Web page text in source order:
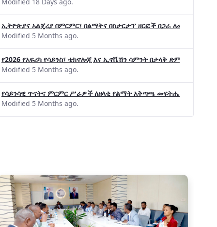
ኢትዮጵያና አልጄሪያ በምርምር፣ በልማትና በስታርታፕ ዘርፎች በጋራ ለመስራት መከሩ፡፡
Modified 5 Months ago.
የ2026 የአፍሪካ የሳይንስ፣ ቴክኖሎጂ እና ኢኖቬሽን ሳምንት በታላቅ ድምቀት
Modified 5 Months ago.
የሳይንሳዊ ጥናትና ምርምር ሥራዎች ለዘላቂ የልማት አቅጣጫ መፍትሔ ጠቋሚ
Modified 5 Months ago.